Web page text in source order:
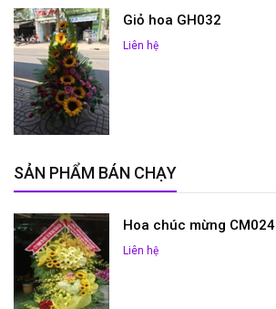
Giỏ hoa GH032
Liên hệ
SẢN PHẨM BÁN CHẠY
Hoa chúc mừng CM024
Liên hệ